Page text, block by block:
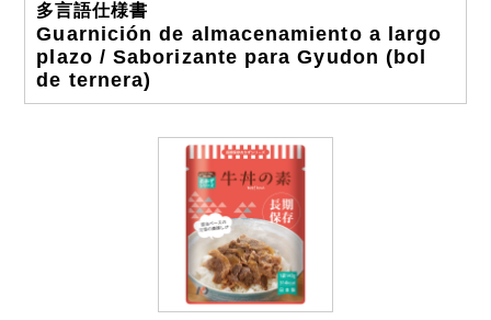
多言語仕様書
Guarnición de almacenamiento a largo
plazo / Saborizante para Gyudon (bol
de ternera)